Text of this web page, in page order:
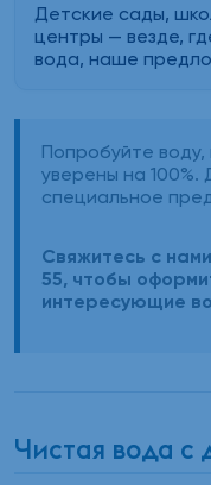
Детские сады,
центры — везде,
вода, наше
Попробуйте воду,
уверены на 100%.
специальное
Свяжитесь с
55, чтобы
интересующие
Чистая вода с